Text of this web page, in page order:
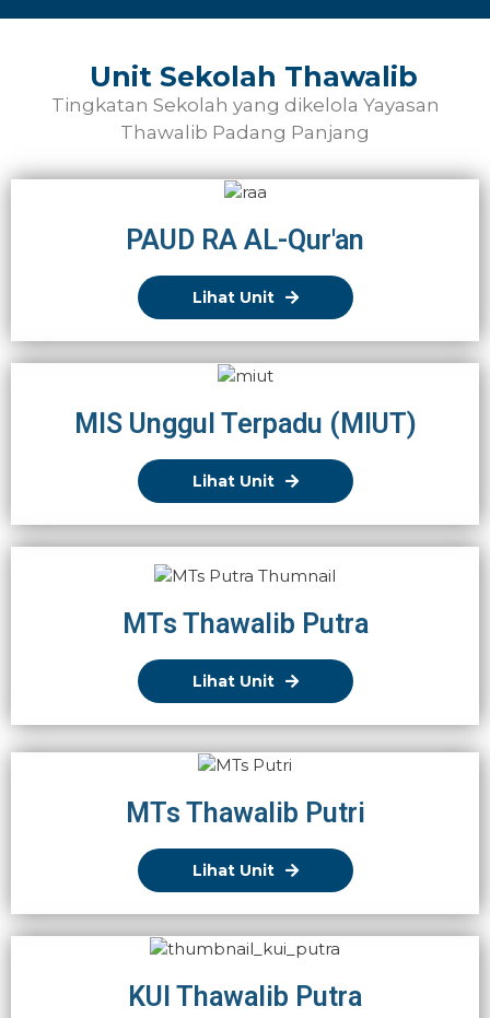
Unit Sekolah Thawalib
Tingkatan Sekolah yang dikelola Yayasan
Thawalib Padang Panjang
PAUD RA AL-Qur'an
Lihat Unit
MIS Unggul Terpadu (MIUT)
Lihat Unit
MTs Thawalib Putra
Lihat Unit
MTs Thawalib Putri
Lihat Unit
KUI Thawalib Putra